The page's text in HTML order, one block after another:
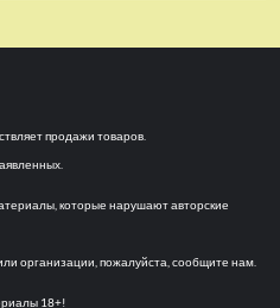
продажи товаров.
которые нарушают авторские
организации, пожалуйста, сообщите нам.
18+!